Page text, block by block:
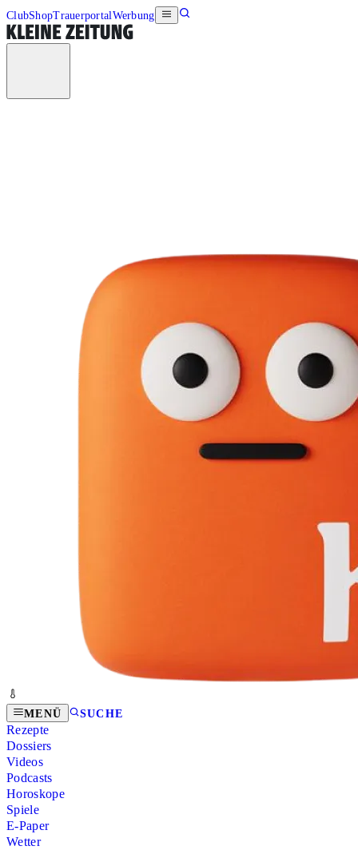
ClubShopTrauerportalWerbung
MENÜ SUCHE
Rezepte
Dossiers
Videos
Podcasts
Horoskope
Spiele
E-Paper
Wetter